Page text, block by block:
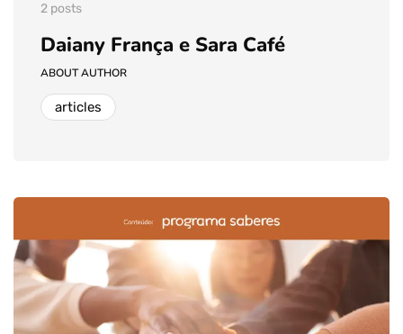
2 posts
Daiany França e Sara Café
ABOUT AUTHOR
articles